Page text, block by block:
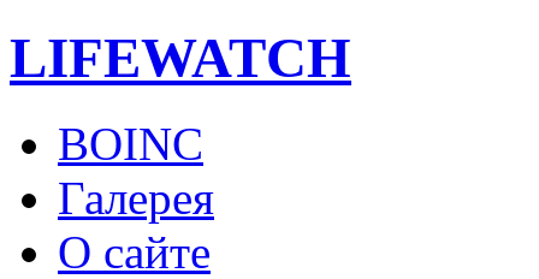
LIFEWATCH
BOINC
Галерея
О сайте